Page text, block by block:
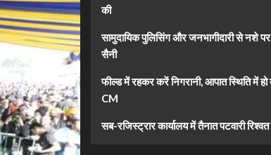
की
सामुदायिक पुलिसिंग और जनभागीदारी से नशे
सैनी
फील्ड में रहकर करें निगरानी, आपात स्थिति में हो
CM
सब-रजिस्ट्रार कार्यालय में तैनात पटवारी